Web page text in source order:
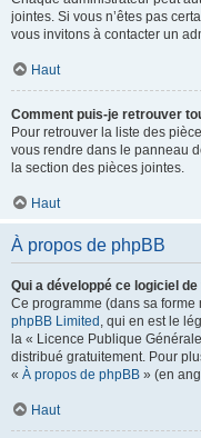
jointes. Si vous n’êtes pas
vous invitons à contacter un
Haut
Comment puis-je retrouver
Pour retrouver la liste des
vous rendre dans le panneau
la section des pièces jointes.
Haut
À propos de phpBB
Qui a développé ce logiciel
Ce programme (dans sa
phpBB Limited , qui en est le
la « Licence Publique
distribué gratuitement. Pour
« À propos de phpBB » (en
Haut